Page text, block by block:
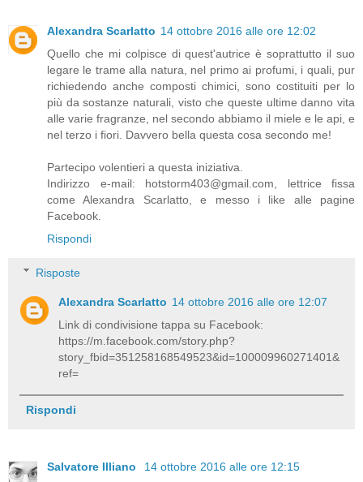
Alexandra Scarlatto 14 ottobre 2016 alle ore 12:02
Quello che mi colpisce di quest'autrice è soprattutto il suo
legare le trame alla natura, nel primo ai profumi, i quali, pur
richiedendo anche composti chimici, sono costituiti per lo
più da sostanze naturali, visto che queste ultime danno vita
alle varie fragranze, nel secondo abbiamo il miele e le api, e
nel terzo i fiori. Davvero bella questa cosa secondo me!
Partecipo volentieri a questa iniziativa.
Indirizzo e-mail: hotstorm403@gmail.com, lettrice fissa
come Alexandra Scarlatto, e messo i like alle pagine
Facebook.
Rispondi
Risposte
Alexandra Scarlatto 14 ottobre 2016 alle ore 12:07
Link di condivisione tappa su Facebook:
https://m.facebook.com/story.php?
story_fbid=351258168549523&id=100009960271401&
ref=
Rispondi
Salvatore Illiano 14 ottobre 2016 alle ore 12:15